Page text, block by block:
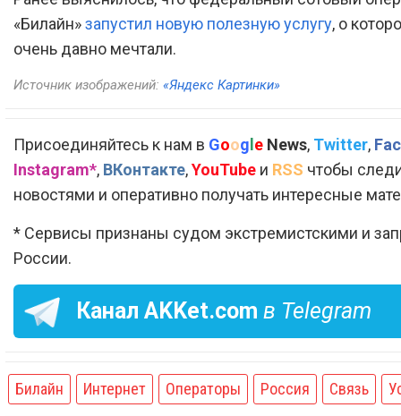
«Билайн»запустил новую полезную услугу, о
очень давно мечтали.
Источник изображений: «Яндекс Картинки»
Присоединяйтесь к нам в Google News, Twitter,
Instagram*, ВКонтакте,YouTube и RSS чтобы
новостями и оперативно получать интересные
* Сервисы признаны судом экстремистскими и
России.
Канал AKKet.com в Telegram
Билайн Интернет Операторы Россия Связь